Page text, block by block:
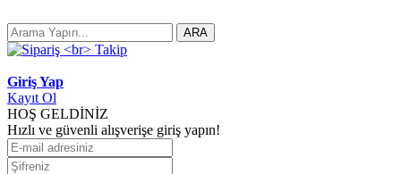
ARA
Giriş Yap
Kayıt Ol
HOŞ GELDİNİZ
Hızlı ve güvenli alışverişe giriş yapın!